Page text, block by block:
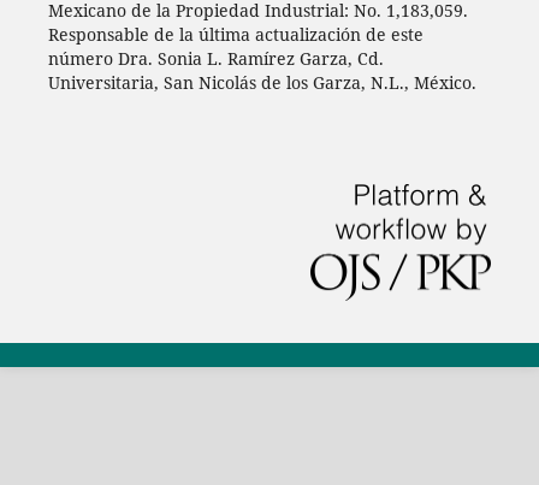
Mexicano de la Propiedad Industrial: No. 1,183,059.
Responsable de la última actualización de este
número Dra. Sonia L. Ramírez Garza, Cd.
Universitaria, San Nicolás de los Garza, N.L., México.